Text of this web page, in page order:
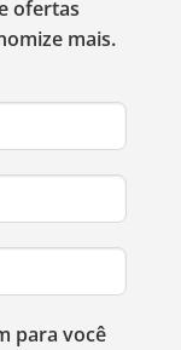
ofertas
mais.
para você